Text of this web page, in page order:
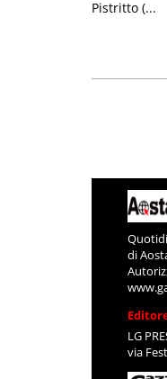
Pistritto (...
di
LG
via